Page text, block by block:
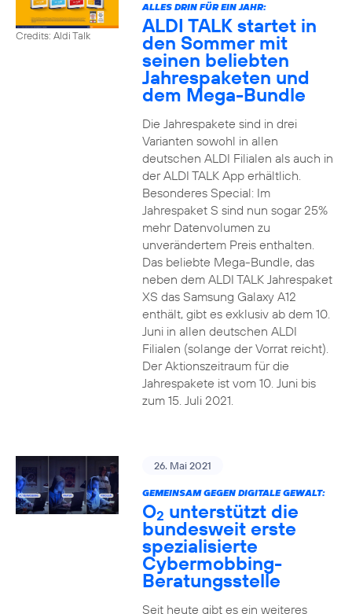
Credits: Aldi Talk
ALLES DRIN FÜR EIN JAHR:
ALDI TALK startet in
den Sommer mit
seinen beliebten
Jahrespaketen und
dem Mega-Bundle
Die Jahrespakete sind in drei
Varianten sowohl in allen
deutschen ALDI Filialen als auch in
der ALDI TALK App erhältlich.
Besonderes Special: Im
Jahrespaket S sind nun sogar 25%
mehr Datenvolumen zu
unverändertem Preis enthalten.
Das beliebte Mega-Bundle, das
neben dem ALDI TALK Jahrespaket
XS das Samsung Galaxy A12
enthält, gibt es exklusiv ab dem 10.
Juni in allen deutschen ALDI
Filialen (solange der Vorrat reicht).
Der Aktionszeitraum für die
Jahrespakete ist vom 10. Juni bis
zum 15. Juli 2021.
26. Mai 2021
GEMEINSAM GEGEN DIGITALE GEWALT:
O2 unterstützt die
bundesweit erste
spezialisierte
Cybermobbing-
Beratungsstelle
Seit heute gibt es ein weiteres